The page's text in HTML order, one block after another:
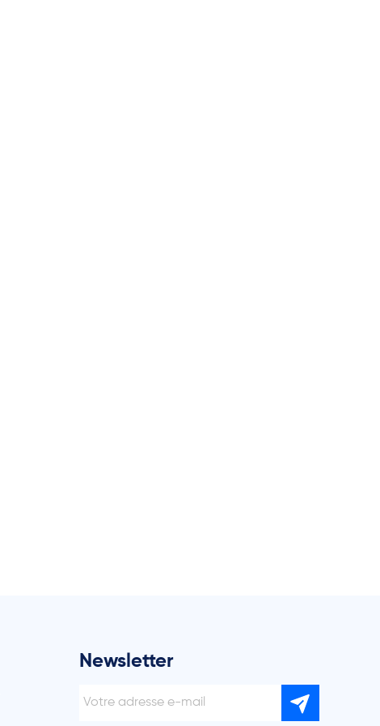
Newsletter